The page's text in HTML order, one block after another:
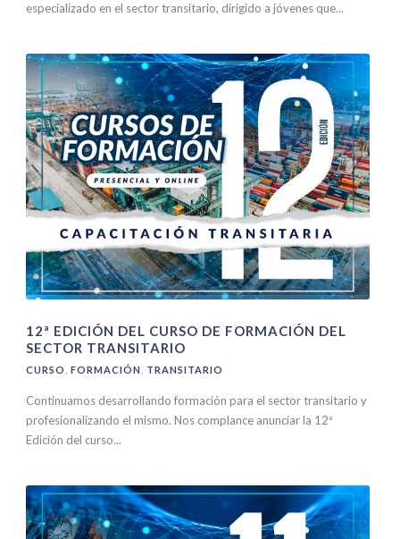
especializado en el sector transitario, dirigido a jóvenes que...
12ª EDICIÓN DEL CURSO DE FORMACIÓN DEL
SECTOR TRANSITARIO
CURSO FORMACIÓN TRANSITARIO
Continuamos desarrollando formación para el sector transitario y
profesionalizando el mismo. Nos complance anunciar la 12ª
Edición del curso...